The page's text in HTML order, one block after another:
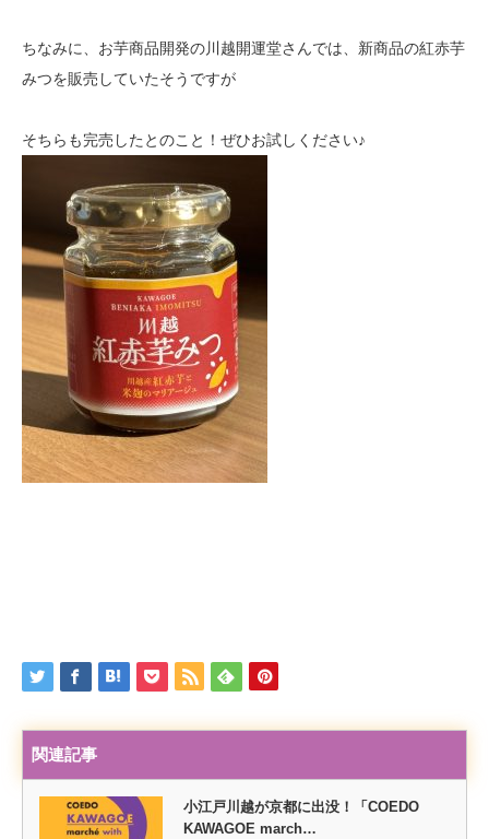
ちなみに、お芋商品開発の川越開運堂さんでは、新商品の紅赤芋
みつを販売していたそうですが
そちらも完売したとのこと！ぜひお試しください♪
関連記事
小江戸川越が京都に出没！「COEDO
KAWAGOE march…